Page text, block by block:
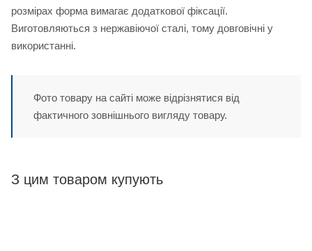
розмірах форма вимагає додаткової фіксації.
Виготовляються з нержавіючої сталі, тому довговічні у
використанні.
Фото товару на сайті може відрізнятися від
фактичного зовнішнього вигляду товару.
З цим товаром купують